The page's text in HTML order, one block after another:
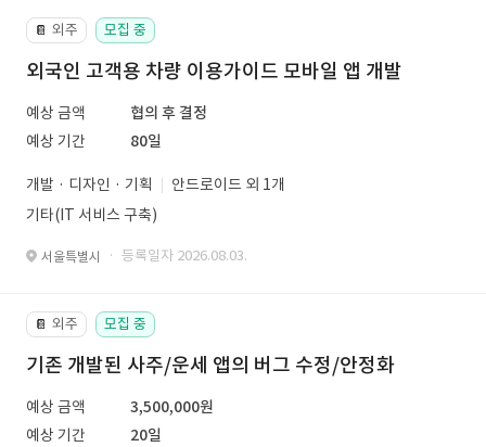
📔 외주 모집 중
외국인 고객용 차량 이용가이드 모바일 앱 개발
예상 금액
협의 후 결정
예상 기간
80일
개발 · 디자인 · 기획
안드로이드 외 1개
기타(IT 서비스 구축)
서울특별시 · 등록일자 2026.08.03.
📔 외주 모집 중
기존 개발된 사주/운세 앱의 버그 수정/안정화
예상 금액
3,500,000원
예상 기간
20일